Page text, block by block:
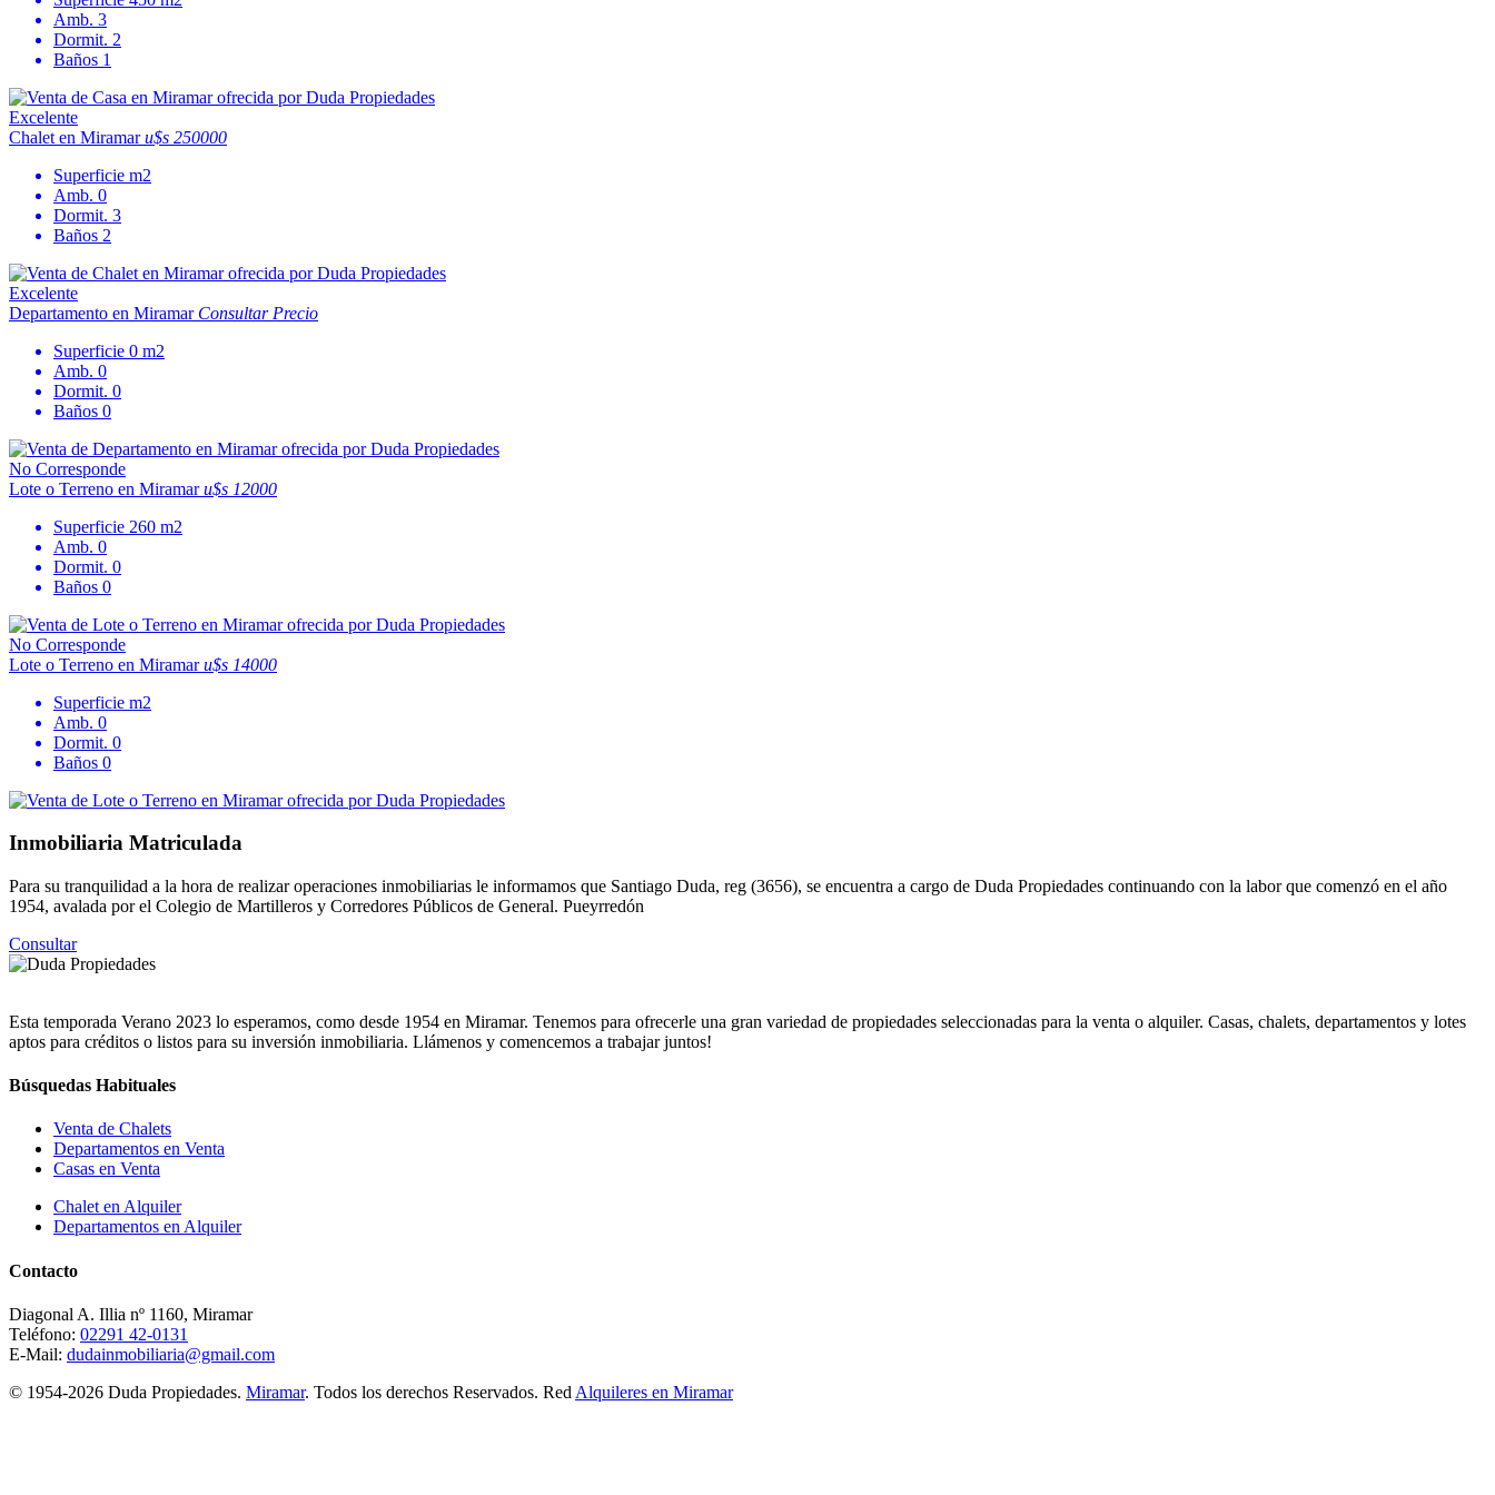
Amb. 3
Dormit. 2
Baños 1
Excelente
Chalet en Miramaru$s 250000
Superficie m2
Amb. 0
Dormit. 3
Baños 2
Excelente
Departamento en Miramar Consultar Precio
Superficie 0 m2
Amb. 0
Dormit. 0
Baños 0
No Corresponde
Lote o Terreno en Miramaru$s 12000
Superficie 260 m2
Amb. 0
Dormit. 0
Baños 0
No Corresponde
Lote o Terreno en Miramaru$s 14000
Superficie m2
Amb. 0
Dormit. 0
Baños 0
Inmobiliaria Matriculada
Para su tranquilidad a la hora de realizar operaciones inmobiliarias le informamos que Santiago Duda, reg (3656), se encuentra a cargo de Duda Propiedades continuando con la labor que comenzó en el año
1954, avalada por el Colegio de Martilleros y Corredores Públicos de General. Pueyrredón
Consultar
Esta temporada Verano 2023 lo esperamos, como desde 1954 en Miramar. Tenemos para ofrecerle una gran variedad de propiedades seleccionadas para la venta o alquiler. Casas, chalets, departamentos y lotes
aptos para créditos o listos para su inversión inmobiliaria. Llámenos y comencemos a trabajar juntos!
Búsquedas Habituales
Venta de Chalets
Departamentos en Venta
Casas en Venta
Chalet en Alquiler
Departamentos en Alquiler
Contacto
Diagonal A. Illia nº 1160, Miramar
Teléfono: 02291 42-0131
E-Mail: dudainmobiliaria@gmail.com
© 1954-2026 Duda Propiedades. Miramar. Todos los derechos Reservados. Red Alquileres en Miramar